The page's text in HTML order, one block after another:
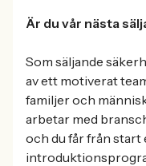
Är du vår nästa
Som säljande
av ett motiverat
familjer och
arbetar med
och du får från start